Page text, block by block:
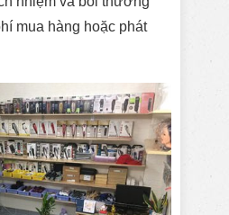
mua hàng hoặc phát